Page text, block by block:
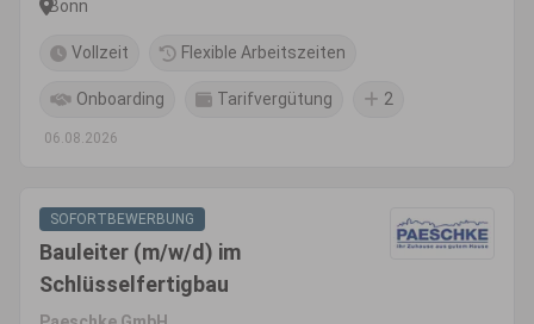
Bonn
Vollzeit Flexible Arbeitszeiten
Onboarding Tarifvergütung 2
06.08.2026
SOFORTBEWERBUNG
Bauleiter (m/w/d) im
Schlüsselfertigbau